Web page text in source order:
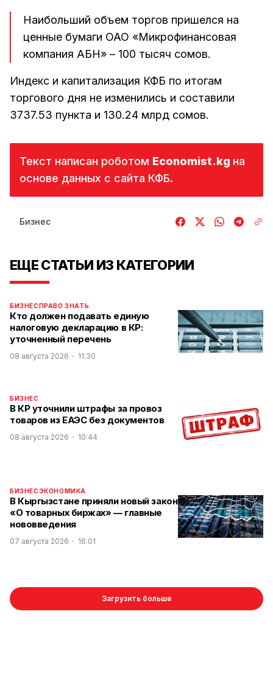
Наибольший объем торгов пришелся на
ценные бумаги ОАО «Микрофинансовая
компания АБН» – 100 тысяч сомов.
Индекс и капитализация КФБ по итогам
торгового дня не изменились и составили
3737.53 пункта и 130.24 млрд сомов.
Текст написан роботом Economist.kg на
основе данных с сайта КФБ.
Бизнес
ЕЩЕ СТАТЬИ ИЗ КАТЕГОРИИ
БИЗНЕСПРАВО ЗНАТЬ
Кто должен подавать единую
налоговую декларацию в КР:
уточненный перечень
08 августа 2026 11:30
БИЗНЕС
В КР уточнили штрафы за провоз
товаров из ЕАЭС без документов
08 августа 2026 10:44
БИЗНЕСЭКОНОМИКА
В Кыргызстане приняли новый закон
«О товарных биржах» — главные
нововведения
07 августа 2026 16:01
Загрузить больше